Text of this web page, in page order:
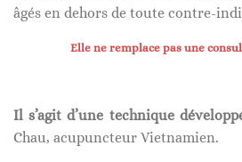
âgés en dehors de toute contre-
Elle ne remplace pas une
Il s’agit d’une technique
Chau, acupuncteur Vietnamien.